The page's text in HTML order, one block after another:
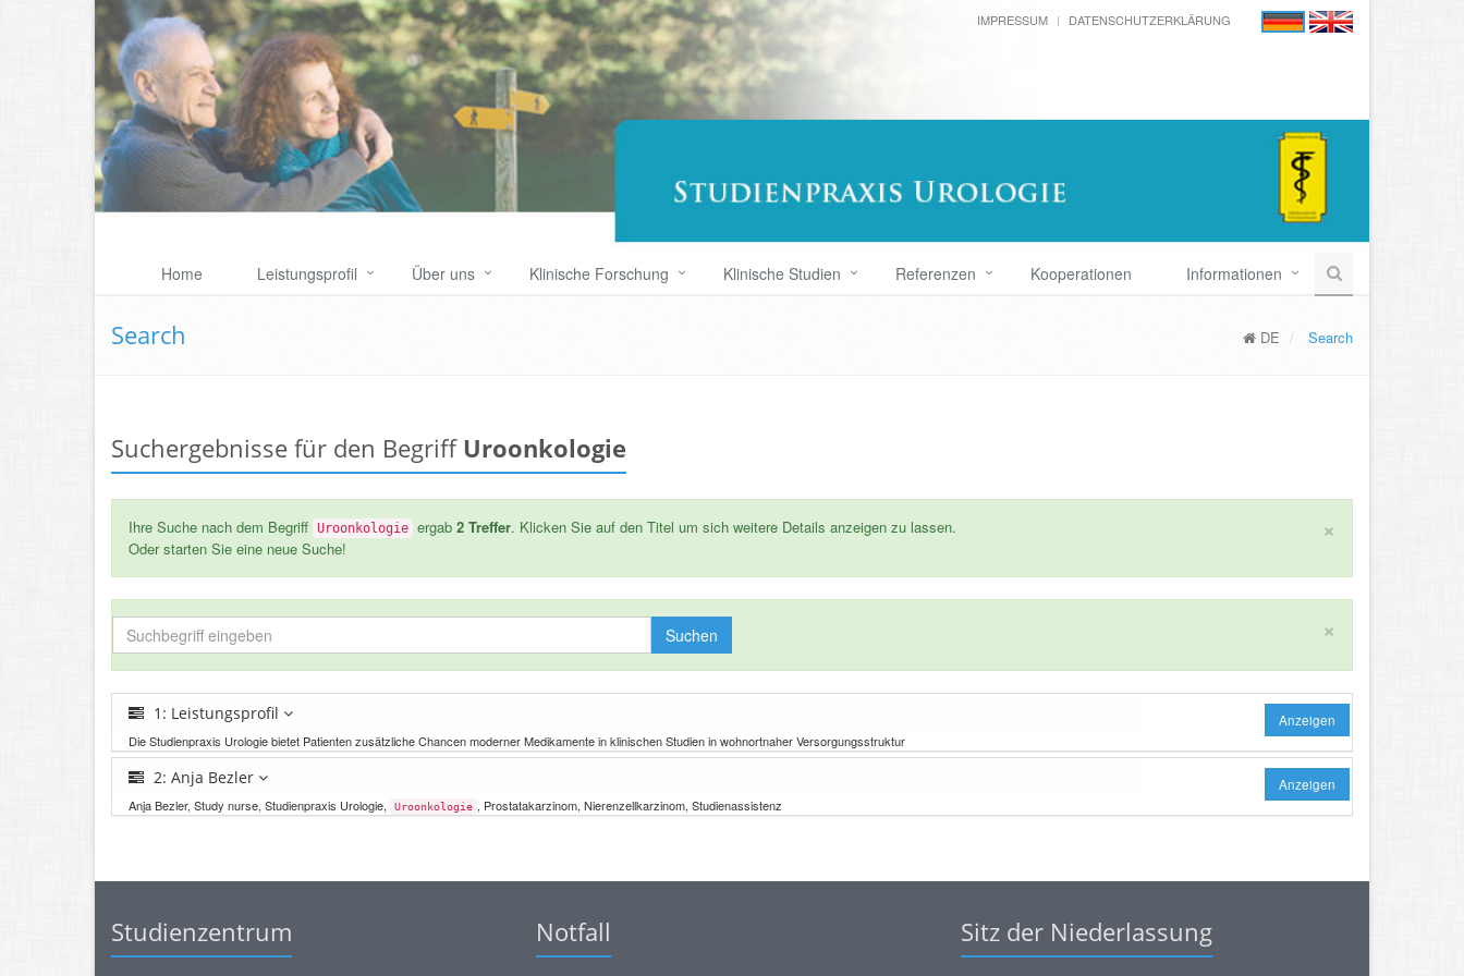
IMPRESSUM DATENSCHUTZERKLÄRUNG
Home Leistungsprofil Über uns Klinische Forschung Klinische Studien Referenzen Kooperationen Informationen
Search DE Search
Suchergebnisse für den Begriff Uroonkologie
×
Ihre Suche nach dem Begriff Uroonkologie ergab 2 Treffer. Klicken Sie auf den Titel um sich weitere Details anzeigen zu lassen.
Oder starten Sie eine neue Suche!
×
Suchen
1: Leistungsprofil
Die Studienpraxis Urologie bietet Patienten zusätzliche Chancen moderner Medikamente in klinischen Studien in wohnortnaher Versorgungsstruktur
Anzeigen
2: Anja Bezler
Anja Bezler, Study nurse, Studienpraxis Urologie, Uroonkologie , Prostatakarzinom, Nierenzellkarzinom, Studienassistenz
Anzeigen
Studienzentrum Notfall Sitz der Niederlassung